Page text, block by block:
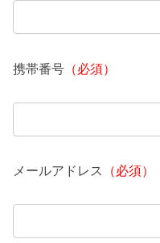
携帯番号 （必須）
メールアドレス （必須）